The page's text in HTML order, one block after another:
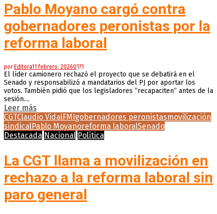
Pablo Moyano cargó contra
gobernadores peronistas por la
reforma laboral
por Editora11 febrero, 20260171
El líder camionero rechazó el proyecto que se debatirá en el
Senado y responsabilizó a mandatarios del PJ por aportar los
votos. También pidió que los legisladores “recapaciten” antes de la
sesión....
Leer más
CGTClaudio VidalFMIgobernadores peronistasmovilización
sindicalPablo Moyanoreforma laboralSenado
Destacada Nacional Política
La CGT llama a movilización en
rechazo a la reforma laboral sin
paro general